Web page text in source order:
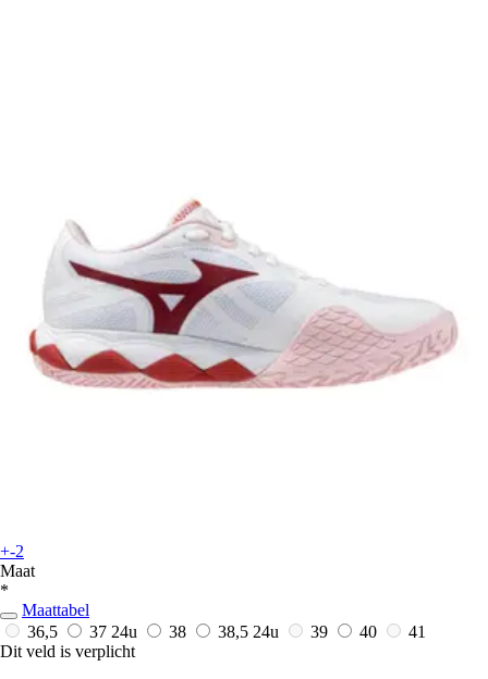
+-2
Maat
*
Maattabel
36,5
37 24u 38 38,5 24u 39 40
41
Dit veld is verplicht